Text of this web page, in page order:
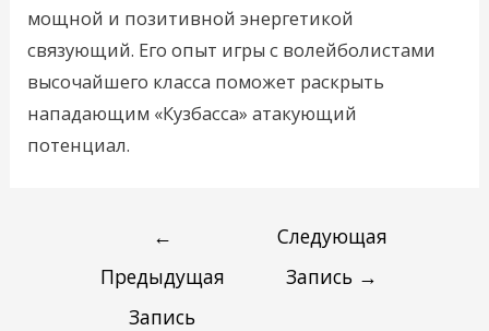
мощной и позитивной энергетикой
связующий. Его опыт игры с волейболистами
высочайшего класса поможет раскрыть
нападающим «Кузбасса» атакующий
потенциал.
←
Предыдущая
Запись
Следующая
Запись →